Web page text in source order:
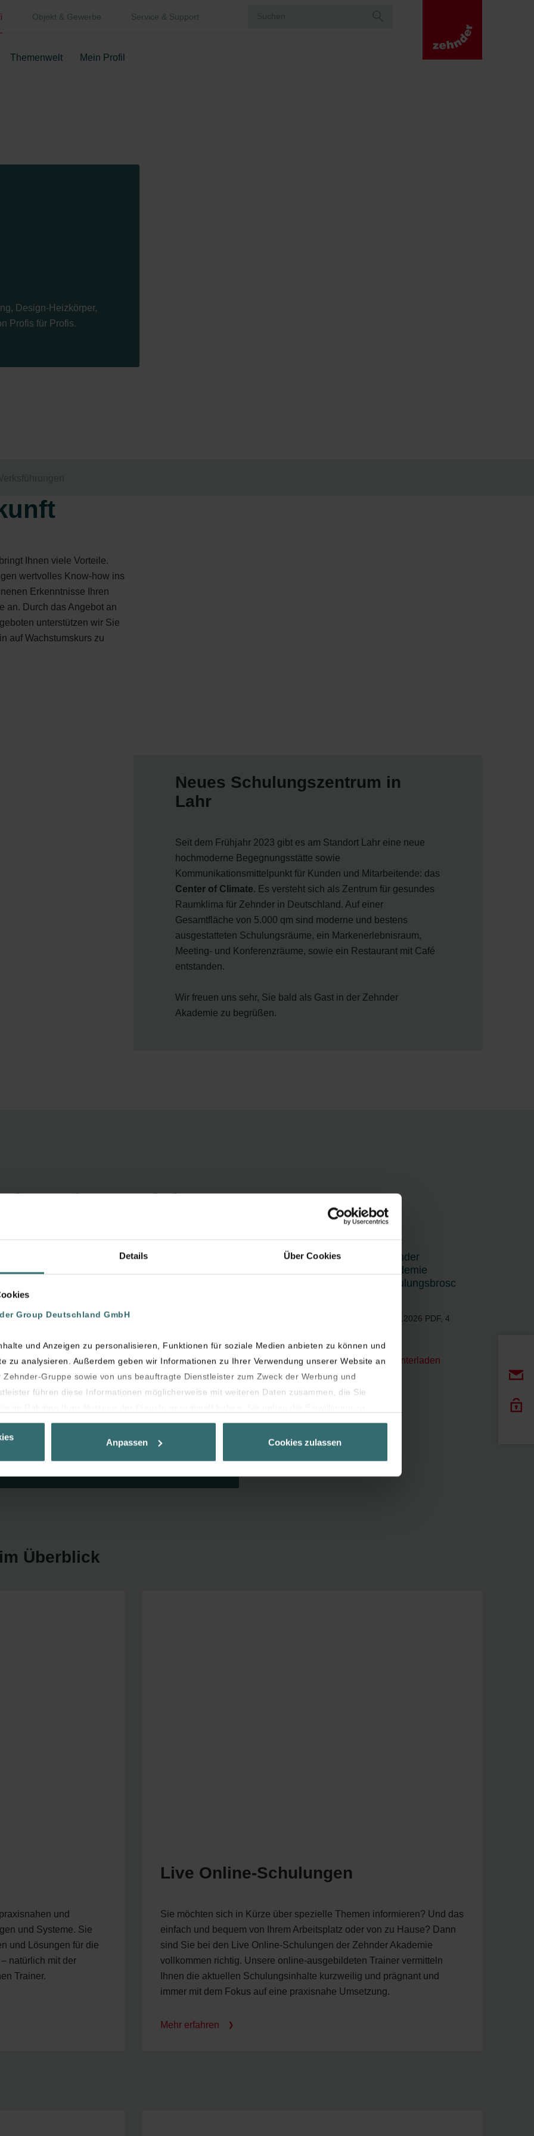
Details Über Cookies
Group Deutschland GmbH
und Anzeigen zu personalisieren, Funktionen für soziale Medien anbieten zu können und
zu analysieren. Außerdem geben wir Informationen zu Ihrer Verwendung unserer Website an
Gruppe sowie von uns beauftragte Dienstleister zum Zweck der Werbung und
führen diese Informationen möglicherweise mit weiteren Daten zusammen, die Sie
Verwendung eingewilligt haben.
auf Ihrem Gerät speichern, wenn diese für den Betrieb dieser Seite unbedingt notwendig
Für alle anderen Cookie-Typen benötigen wir Ihre Einwilligung.
Anpassen Cookies zulassen
Objekt & Gewerbe Service & Support
Themenwelt Mein Profil
Design-Heizkörper,
Profis für Profis.
Ihnen viele Vorteile.
wertvolles Know-how ins
Erkenntnisse Ihren
an. Durch das Angebot an
unterstützen wir Sie
auf Wachstumskurs zu
Neues Schulungszentrum in
Lahr
Seit dem Frühjahr 2023 gibt es am Standort Lahr eine neue
hochmoderne Begegnungsstätte sowie
Kommunikationsmittelpunkt für Kunden und Mitarbeitende: das
Center of Climate. Es versteht sich als Zentrum für gesundes
Raumklima für Zehnder in Deutschland. Auf einer
Gesamtfläche von 5.000 qm sind moderne und bestens
ausgestatteten Schulungsräume, ein Markenerlebnisraum,
Meeting- und Konferenzräume, sowie ein Restaurant mit Café
entstanden.
Wir freuen uns sehr, Sie bald als Gast in der Zehnder
Akademie zu begrüßen.
Design-Heizkörper
sind und werden immer vielfältiger. Die
Live Online-Schulungen bis hin zu der
es für Sie am Besten in Ihren Arbeitsalltag
und gemäß dem Titel des Schulungsprogramms
eine Online-Wissensplattform eingerichtet –
Know-how rund um gesundes
Zehnder
Akademie
Schulungsbrosc
17.07.2026 PDF, 4
Herunterladen
Überblick
und
und Systeme. Sie
und Lösungen für die
natürlich mit der
Trainer.
Live Online-Schulungen
Sie möchten sich in Kürze über spezielle Themen informieren? Und das
einfach und bequem von Ihrem Arbeitsplatz oder von zu Hause? Dann
sind Sie bei den Live Online-Schulungen der Zehnder Akademie
vollkommen richtig. Unsere online-ausgebildeten Trainer vermitteln
Ihnen die aktuellen Schulungsinhalte kurzweilig und prägnant und
immer mit dem Fokus auf eine praxisnahe Umsetzung.
Mehr erfahren